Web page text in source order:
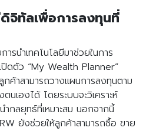
ดิจิทัลเพื่อการลงทุนที่
รนำเทคโนโลยีมาช่วยในการ
ดตัว “My Wealth Planner”
ค้าสามารถวางแผนการลงทุนตาม
นเองได้ โดยระบบจะวิเคราะห์
กลยุทธ์ที่เหมาะสม นอกจากนี้
ยังช่วยให้ลูกค้าสามารถซื้อ ขาย